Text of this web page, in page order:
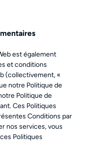
est également
et conditions
(collectivement, «
notre Politique de
Politique de
Ces Politiques
Conditions par
nos services, vous
Politiques